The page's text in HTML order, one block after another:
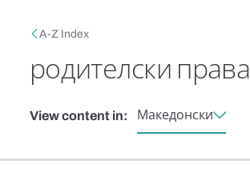
Breadcrumb
A-Z Index
родителски права
View content in: Македонски